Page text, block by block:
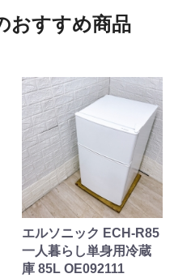
おすすめ商品
エルソニック ECH-R85
一人暮らし単身用冷蔵
庫 85L OE092111